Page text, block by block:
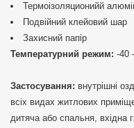
Термоізоляционийй
Подвійний клейовий шар
Захисний папір
Температурний режим: -40
Застосування: внутрішні
всіх видах житлових
дитяча або спальня, вхідна